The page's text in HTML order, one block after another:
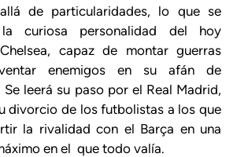
de particularidades, lo que se
curiosa personalidad del hoy
capaz de montar guerras
enemigos en su afán de
leerá su paso por el Real Madrid,
divorcio de los futbolistas a los que
la rivalidad con el Barça en una
en el que todo valía.